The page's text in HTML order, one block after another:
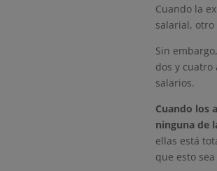
Cuando la
salarial, otro
Sin embargo,
dos y cuatro
salarios.
Cuando los
ninguna de
ellas está
que esto sea